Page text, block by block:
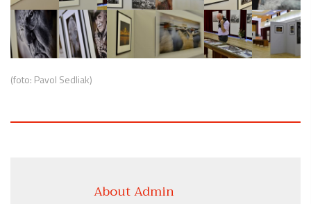
(foto: Pavol Sedliak)
About Admin